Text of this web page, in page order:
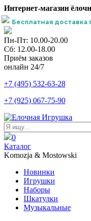
Интернет-магазин
Бесплатная доставка
Пн-Пт: 10.00-20.00
Сб: 12.00-18.00
Приём заказов
онлайн 24/7
+7 (495) 532-63-28
+7 (925) 067-75-90
0
Каталог
Komozja & Mostowski
Новинки
Игрушки
Наборы
Шкатулки
Музыкальные